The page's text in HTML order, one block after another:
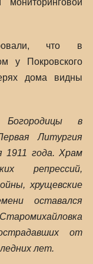
что в
у Покровского
дома видны
в
Литургия
1911 года. Храм
репрессий,
хрущевские
оставался
от
лет.